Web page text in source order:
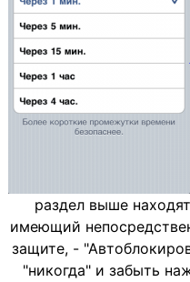
раздел выше
имеющий
защите, -
"никогда" и забыть